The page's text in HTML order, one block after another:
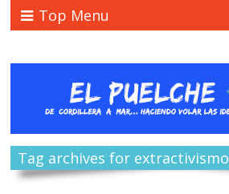
Top Menu
Tag archives for extractivismo